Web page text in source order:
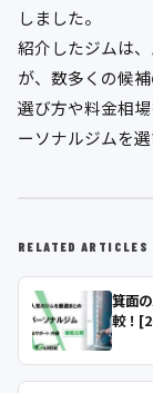
しました。
紹介したジムは
が、数多くの候
選び方や料金相
ーソナルジムを選
RELATED ARTICLES
箕面
較！